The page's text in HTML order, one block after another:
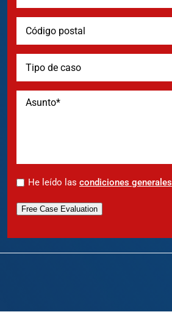
* He leído las condiciones generales
Free Case Evaluation